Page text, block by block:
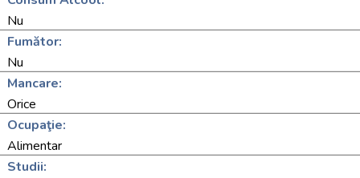
Nu
Fumător:
Nu
Mancare:
Orice
Ocupaţie:
Alimentar
Studii: